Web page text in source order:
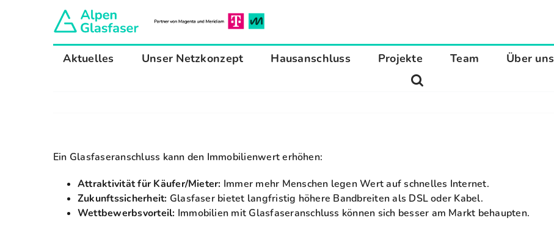
Aktuelles Unser Netzkonzept Hausanschluss Projekte Team Über uns
Ein Glasfaseranschluss kann den Immobilienwert erhöhen:
Attraktivität für Käufer/Mieter: Immer mehr Menschen legen Wert auf schnelles Internet.
Zukunftssicherheit: Glasfaser bietet langfristig höhere Bandbreiten als DSL oder Kabel.
Wettbewerbsvorteil: Immobilien mit Glasfaseranschluss können sich besser am Markt behaupten.